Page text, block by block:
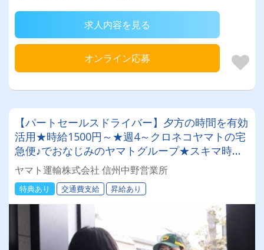
求人内容を見る
オンライン応募
【パートセールスドライバー】夕方の時間を有効
活用★時給1500円～★週4～クロネコヤマトの宅
急便♪でおなじみのヤマトグループ★スキマ時間
で収入を◎ 業界最大手★知識・技術研修充実◎
明確な評価制度でやりがい◎アルバイトでも社
割・持ち株制度・健康診断など福利厚生充実★社
員登用制度あり★Wワーク・副業にもピッタリ♪
ヤマト運輸株式会社 信州中野営業所
特典あり 交通費支給 昇給あり